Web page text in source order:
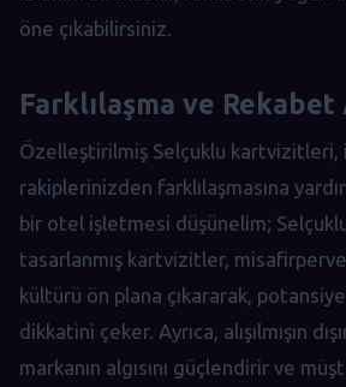
öne çıkabilirsiniz.
Farklılaşma ve Rekabet
Özelleştirilmiş Selçuklu
rakiplerinizden farklılaşmasına
bir otel işletmesi düşünelim;
tasarlanmış kartvizitler,
kültürü ön plana çıkararak,
dikkatini çeker. Ayrıca, alışılmışın
markanın algısını güçlendirir ve